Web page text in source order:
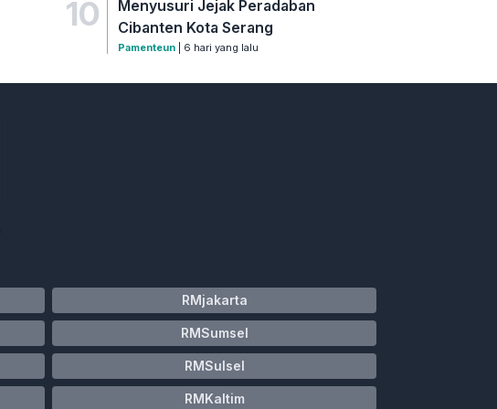
10
Menyusuri Jejak Peradaban
Cibanten Kota Serang
Pamenteun | 6 hari yang lalu
RMjakarta
RMSumsel
RMSulsel
RMKaltim